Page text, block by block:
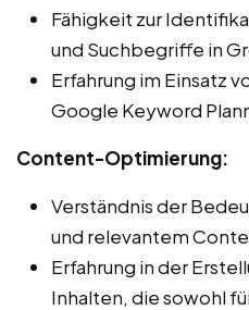
Fähigkeit zur
und Suchbegriffe in
Erfahrung im Einsatz
Google Keyword
Content-Optimierung:
Verständnis der
und relevantem
Erfahrung in der
Inhalten, die sowohl